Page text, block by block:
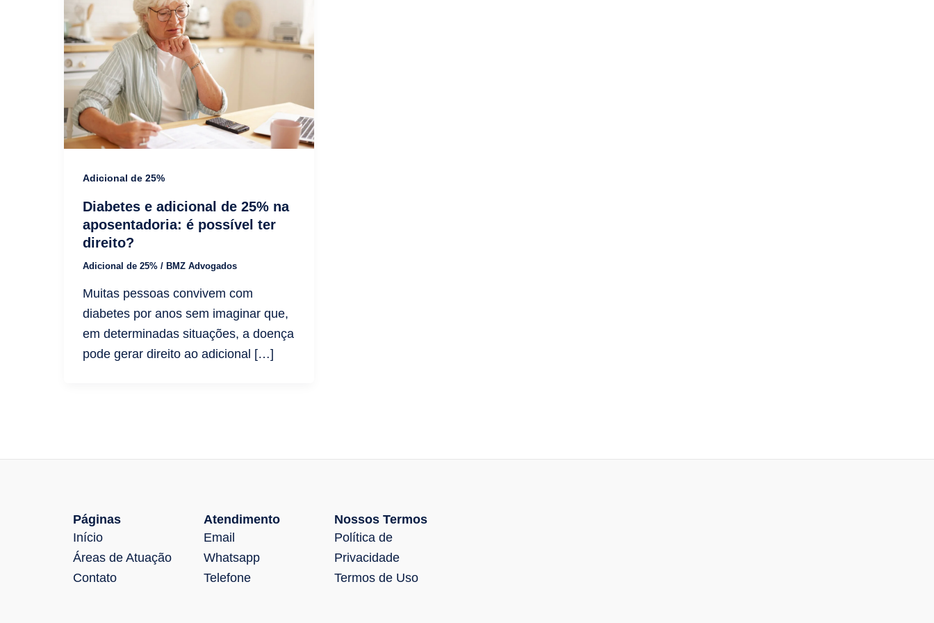
Adicional de 25%
Diabetes e adicional de 25% na
aposentadoria: é possível ter
direito?
Adicional de 25% / BMZ Advogados
Muitas pessoas convivem com
diabetes por anos sem imaginar que,
em determinadas situações, a doença
pode gerar direito ao adicional […]
Páginas
Início
Áreas de Atuação
Contato
Atendimento
Email
Whatsapp
Telefone
Nossos Termos
Política de
Privacidade
Termos de Uso